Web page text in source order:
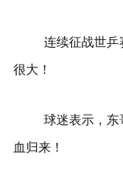
连续征战世
很大！
球迷表示，
血归来！